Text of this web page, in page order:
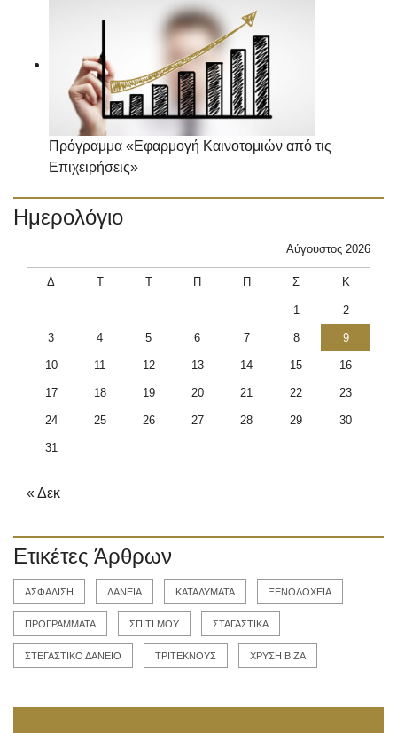
Πρόγραμμα «Εφαρμογή Καινοτομιών από τις
Επιχειρήσεις»
Ημερολόγιο
Αύγουστος 2026
Δ Τ Τ Π Π Σ Κ
1 2
3 4 5 6 7 8 9
10 11 12 13 14 15 16
17 18 19 20 21 22 23
24 25 26 27 28 29 30
31
« Δεκ
Ετικέτες Άρθρων
ΑΣΦΑΛΙΣΗ ΔΑΝΕΙΑ ΚΑΤΑΛΥΜΑΤΑ ΞΕΝΟΔΟΧΕΙΑ
ΠΡΟΓΡΑΜΜΑΤΑ ΣΠΙΤΙ ΜΟΥ ΣΤΑΓΑΣΤΙΚΑ
ΣΤΕΓΑΣΤΙΚΟ ΔΑΝΕΙΟ ΤΡΙΤΕΚΝΟΥΣ ΧΡΥΣΗ ΒΙΖΑ